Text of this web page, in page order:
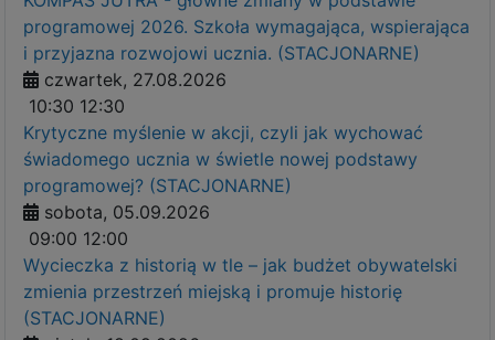
programowej 2026. Szkoła wymagająca, wspierająca
i przyjazna rozwojowi ucznia. (STACJONARNE)
czwartek, 27.08.2026
10:30 12:30
Krytyczne myślenie w akcji, czyli jak wychować
świadomego ucznia w świetle nowej podstawy
programowej? (STACJONARNE)
sobota, 05.09.2026
09:00 12:00
Wycieczka z historią w tle – jak budżet obywatelski
zmienia przestrzeń miejską i promuje historię
(STACJONARNE)